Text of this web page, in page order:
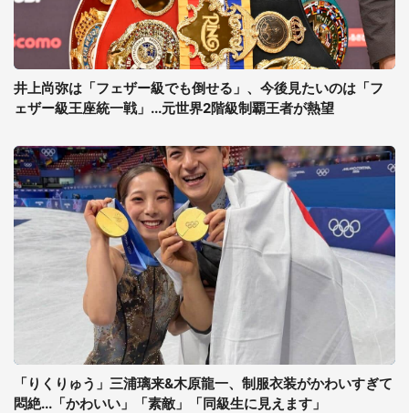
井上尚弥は「フェザー級でも倒せる」、今後見たいのは「フ
ェザー級王座統一戦」...元世界2階級制覇王者が熱望
「りくりゅう」三浦璃来&木原龍一、制服衣装がかわいすぎて
悶絶...「かわいい」「素敵」「同級生に見えます」